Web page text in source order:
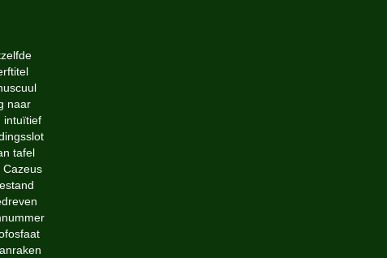
naar
intuïtief
tafel
Cazeus